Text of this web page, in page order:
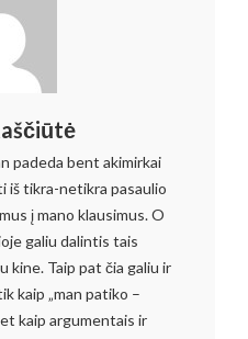
padeda bent akimirkai
iš tikra-netikra pasaulio
į mano klausimus. O
galiu dalintis tais
kine. Taip pat čia galiu ir
kaip „man patiko –
kaip argumentais ir